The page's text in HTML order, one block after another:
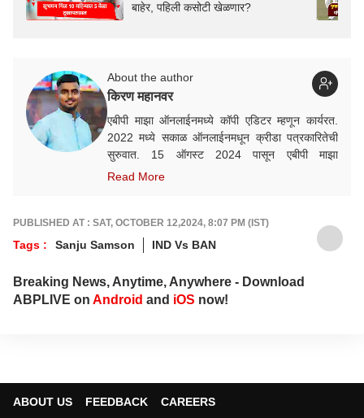
बाहेर, पहिली कसोटी खेळणार?
About the author
किरण महानवर
एबीपी माझा ऑनलाईनमध्ये कॉपी एडिटर म्हणून कार्यरत.
2022 मध्ये सकाळ ऑनलाईनमधून क्रीडा पत्रकारितेची
सुरुवात. 15 ऑगस्ट 2024 पासून एबीपी माझा
ऑनलाईनमध्ये कार्यरत. क्रीडा क्षेत्रात आवड, गेल्या काही
Read More
PUBLISHED AT : SAT, OCTOBER 12,2024, 8:07 PM (IST)
Tags : Sanju Samson IND Vs BAN
Breaking News, Anytime, Anywhere - Download
ABPLIVE on Android and iOS now!
ABOUT US FEEDBACK CAREERS